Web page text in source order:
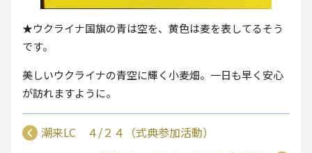
★ウクライナ国旗の青は空を、黄色は麦を表してるそう
です。
美しいウクライナの青空に輝く小麦畑。一日も早く安心
が訪れますように。
潮来LC ４/２４（式典参加活動）